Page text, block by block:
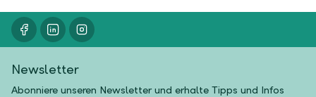
Newsletter
Abonniere unseren Newsletter und erhalte Tipps und Infos